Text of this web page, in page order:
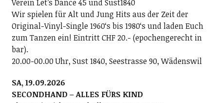
Verein Letʼs Dance 45 und Sust1840
Wir spielen für Alt und Jung Hits aus der Zeit der
Original-Vinyl-Single 1960ʻs bis 1980ʻs und laden Euch
zum Tanzen ein! Eintritt CHF 20.- (epochengerecht in
bar).
20.00-00.00 Uhr, Sust 1840, Seestrasse 90, Wädenswil
SA, 19.09.2026
SECONDHAND – ALLES FÜRS KIND